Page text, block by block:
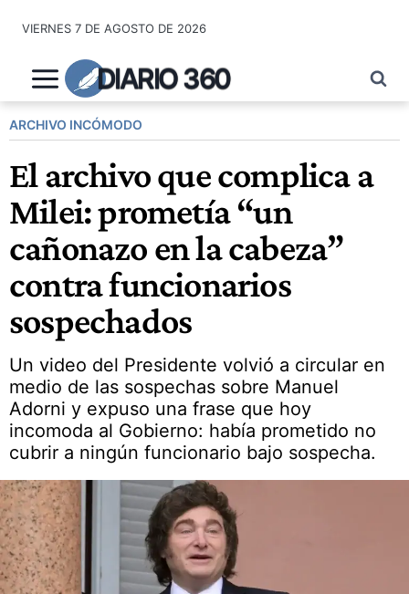
contenido
VIERNES 7 DE AGOSTO DE 2026
DIARIO 360
ARCHIVO INCÓMODO
El archivo que complica a
Milei: prometía “un
cañonazo en la cabeza”
contra funcionarios
sospechados
Un video del Presidente volvió a circular en
medio de las sospechas sobre Manuel
Adorni y expuso una frase que hoy
incomoda al Gobierno: había prometido no
cubrir a ningún funcionario bajo sospecha.